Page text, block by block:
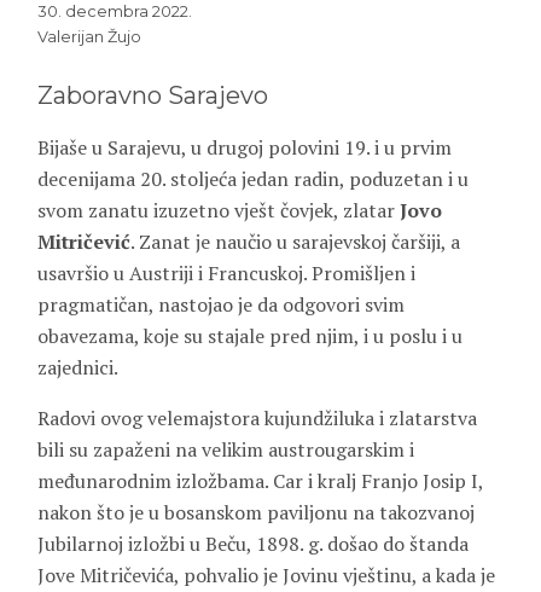
30. decembra 2022.
Valerijan Žujo
Zaboravno Sarajevo
Bijaše u Sarajevu, u drugoj polovini 19. i u prvim
decenijama 20. stoljeća jedan radin, poduzetan i u
svom zanatu izuzetno vješt čovjek, zlatarJovo
Mitričević. Zanat je naučio u sarajevskoj čaršiji, a
usavršio u Austriji i Francuskoj. Promišljen i
pragmatičan, nastojao je da odgovori svim
obavezama, koje su stajale pred njim, i u poslu i u
zajednici.
Radovi ovog velemajstora kujundžiluka i zlatarstva
bili su zapaženi na velikim austrougarskim i
međunarodnim izložbama. Car i kralj Franjo Josip I,
nakon što je u bosanskom paviljonu na takozvanoj
Jubilarnoj izložbi u Beču, 1898. g. došao do štanda
Jove Mitričevića, pohvalio je Jovinu vještinu, a kada je